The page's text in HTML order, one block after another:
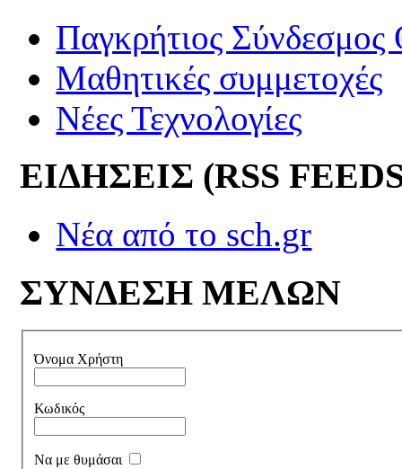
Παγκρήτιος
Μαθητικές συμμετοχές
Νέες Τεχνολογίες
ΕΙΔΗΣΕΙΣ (RSS
Νέα από το sch.gr
ΣΥΝΔΕΣΗ ΜΕΛΩΝ
Όνομα Χρήστη
Κωδικός
Να με θυμάσαι